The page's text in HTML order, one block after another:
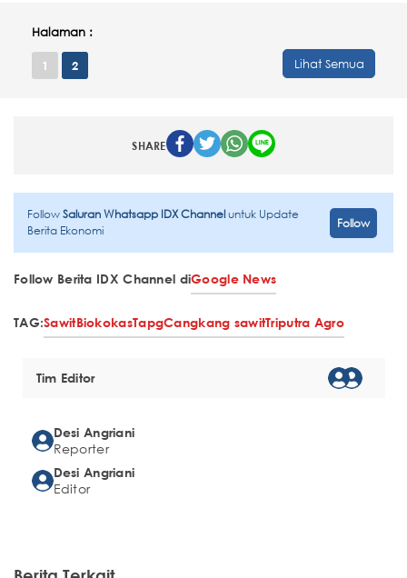
Halaman :
1 2 Lihat Semua
SHARE
FollowSaluran Whatsapp IDX Channeluntuk Update
Berita Ekonomi
Follow
Follow Berita IDX Channel diGoogle News
TAG:SawitBiokokasTapgCangkang sawitTriputra Agro
Tim Editor
Desi Angriani
Reporter
Desi Angriani
Editor